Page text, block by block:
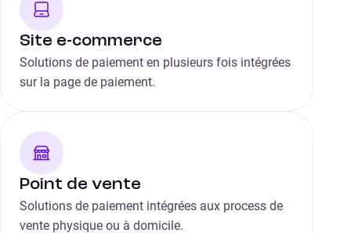
Site e-commerce
Solutions de paiement en plusieurs fois intégrées
sur la page de paiement.
Point de vente
Solutions de paiement intégrées aux process de
vente physique ou à domicile.